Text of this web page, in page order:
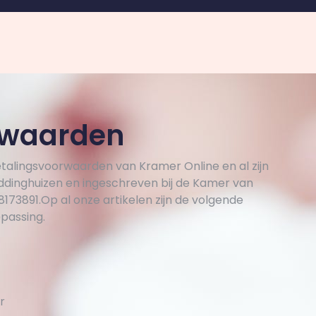
van Kramer Online en al zijn
en ingeschreven bij de Kamer van
al onze artikelen zijn de volgende